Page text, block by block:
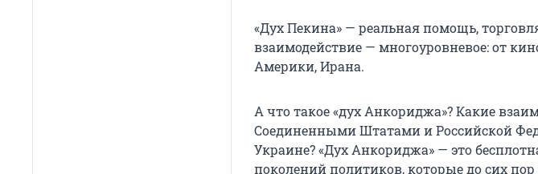
«Дух Пекина» — реальная помощь,
взаимодействие — многоуровневое: от
Америки, Ирана.
А что такое «дух Анкориджа»? Какие
Соединенными Штатами и Российской
Украине? «Дух Анкориджа» — это
поколений политиков, которые до сих